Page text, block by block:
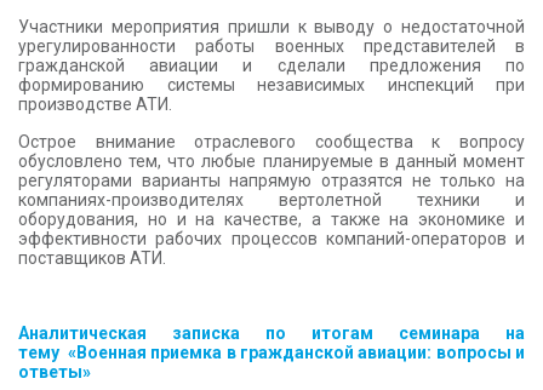
Участники мероприятия пришли к выводу о недостаточной
урегулированности работы военных представителей в
гражданской авиации и сделали предложения по
формированию системы независимых инспекций при
производстве АТИ.
Острое внимание отраслевого сообщества к вопросу
обусловлено тем, что любые планируемые в данный момент
регуляторами варианты напрямую отразятся не только на
компаниях-производителях вертолетной техники и
оборудования, но и на качестве, а также на экономике и
эффективности рабочих процессов компаний-операторов и
поставщиков АТИ.
Аналитическая записка по итогам семинара на
тему «Военная приемка в гражданской авиации: вопросы и
ответы»